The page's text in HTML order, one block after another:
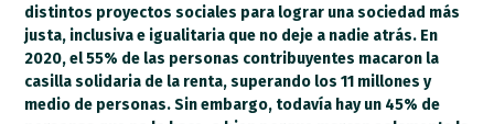
distintos proyectos sociales para lograr una sociedad más
justa, inclusiva e igualitaria que no deje a nadie atrás. En
2020, el 55% de las personas contribuyentes macaron la
casilla solidaria de la renta, superando los 11 millones y
medio de personas. Sin embargo, todavía hay un 45% de